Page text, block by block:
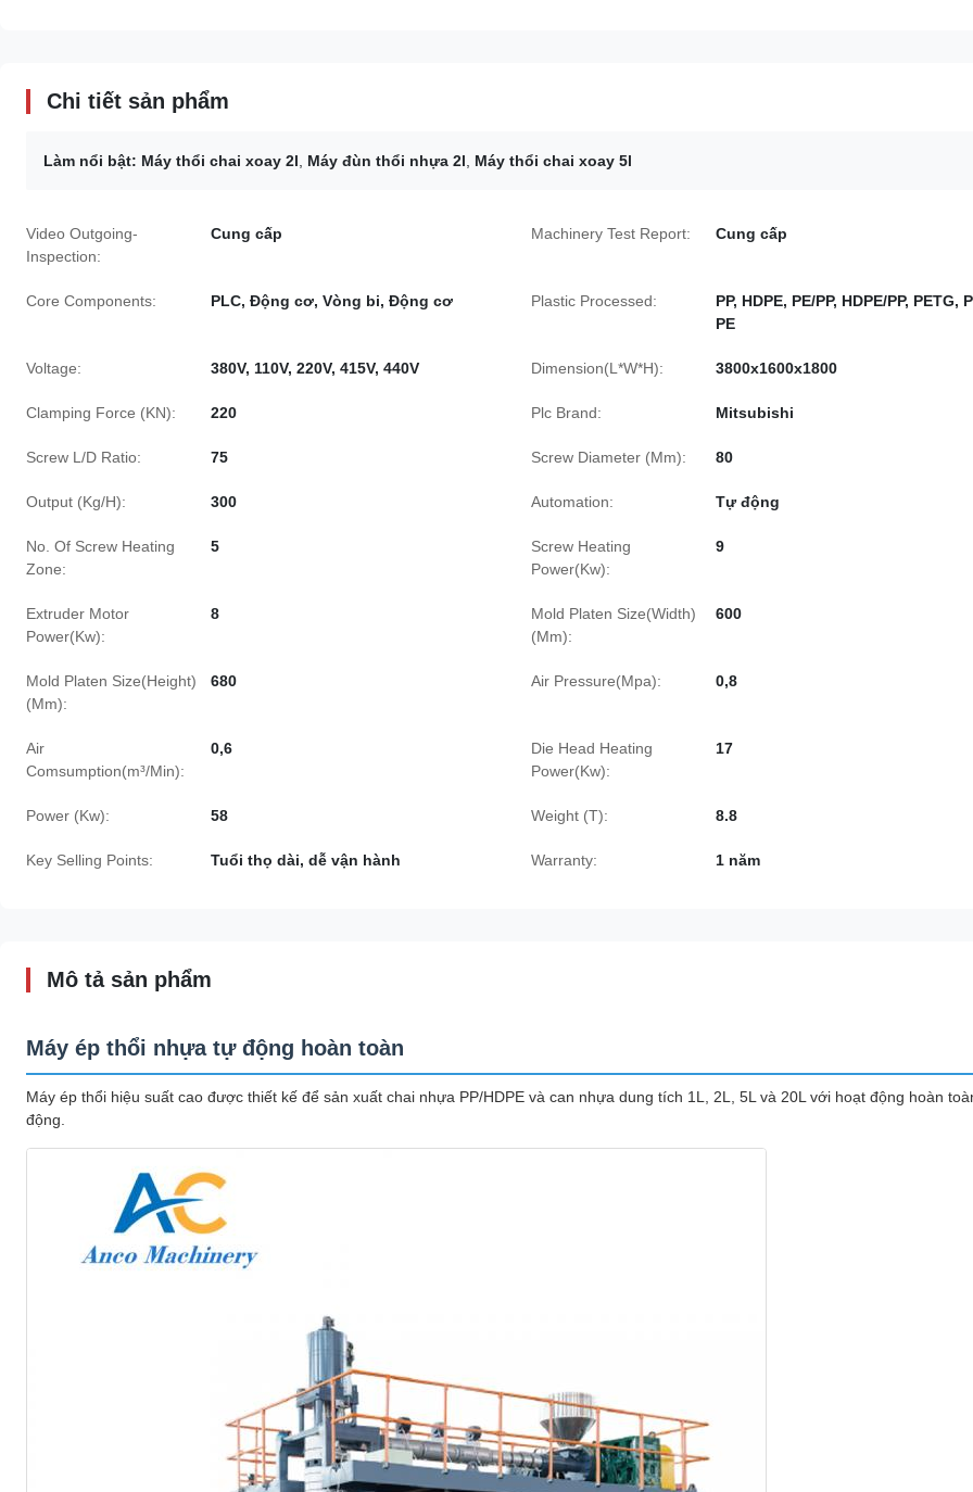
Chi tiết sản phẩm
Làm nổi bật: Máy thổi chai xoay 2l Máy đùn thổi nhựa 2l Máy thổi chai xoay 5l
Video Outgoing-
Inspection:
Cung cấp Machinery Test Report: Cung cấp
Core Components: PLC, Động cơ, Vòng bi, Động cơ Plastic Processed:
PP, HDPE, PE/PP, HDPE/PP, PETG,
PE
Voltage: 380V, 110V, 220V, 415V, 440V Dimension(L*W*H): 3800x1600x1800
Clamping Force (KN): 220 Plc Brand: Mitsubishi
Screw L/D Ratio: 75 Screw Diameter (Mm): 80
Output (Kg/H): 300 Automation: Tự động
No. Of Screw Heating
Zone:
5
Screw Heating
Power(Kw):
9
Extruder Motor
Power(Kw):
8
Mold Platen Size(Width)
(Mm):
600
Mold Platen Size(Height)
(Mm):
680 Air Pressure(Mpa): 0,8
Air
Comsumption(m³/Min):
0,6
Die Head Heating
Power(Kw):
17
Power (Kw): 58 Weight (T): 8.8
Key Selling Points: Tuổi thọ dài, dễ vận hành Warranty: 1 năm
Mô tả sản phẩm
Máy ép thổi nhựa tự động hoàn toàn
Máy ép thổi hiệu suất cao được thiết kế để sản xuất chai nhựa PP/HDPE và can nhựa dung tích 1L, 2L, 5L và 20L với hoạt động hoàn
động.